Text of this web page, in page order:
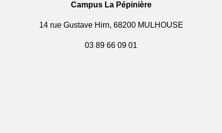
Campus La Pépinière
14 rue Gustave Hirn, 68200 MULHOUSE
03 89 66 09 01